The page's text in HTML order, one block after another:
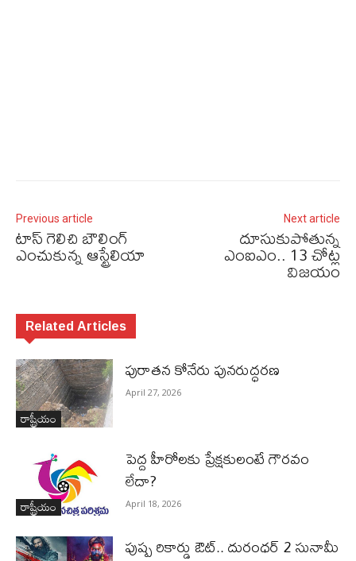
Previous article
టాస్‌ గెలిచి బౌలింగ్‌
ఎంచుకున్న ఆస్ట్రేలియా
Next article
దూసుకుపోతున్న
ఎంఐఎం.. 13 చోట్ల
విజయం
Related Articles
రాష్ట్రీయం
పురాత‌న కోనేరు పున‌రుద్ధ‌ర‌ణ
April 27, 2026
రాష్ట్రీయం
పెద్ద హీరోల‌కు ప్రేక్ష‌కులంటే గౌర‌వం
లేదా?
April 18, 2026
పుష్ప రికార్డు ఔట్‌.. దురంధ‌ర్ 2 సునామీ